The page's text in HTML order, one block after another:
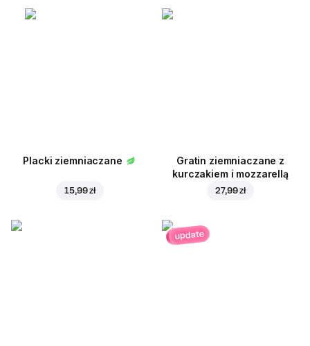
Placki ziemniaczane
15,99 zł
Gratin ziemniaczane z
kurczakiem i mozzarellą
27,99 zł
update